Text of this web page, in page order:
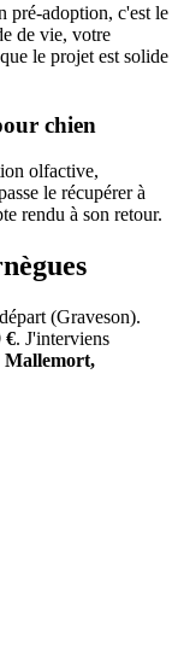
pré-adoption, c'est le
de vie, votre
le projet est solide
chien
olfactive,
le récupérer à
rendu à son retour.
(Graveson).
€. J'interviens
Mallemort,